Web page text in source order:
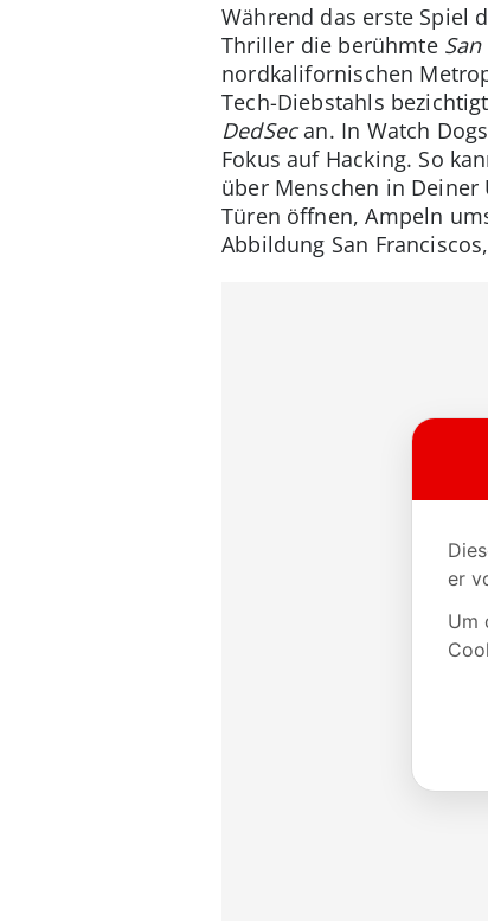
Während das erste Spiel
Thriller die berühmteSan
nordkalifornischen
Tech-Diebstahls
DedSecan. In Watch
Fokus auf Hacking. So
über Menschen in
Türen öffnen, Ampeln
Abbildung San